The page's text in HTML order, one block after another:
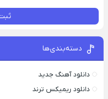
دسته‌بندی‌ها
دانلود آهنگ جدید
دانلود ریمیکس ترند